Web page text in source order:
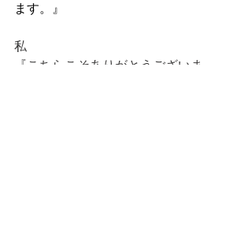
ます。』
私
『こちらこそありがとうございま